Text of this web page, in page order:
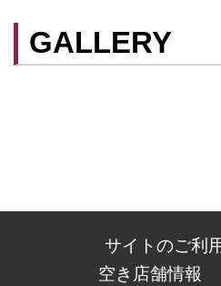
ができます。
GALLERY
サイトのご利
空き店舗情報